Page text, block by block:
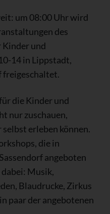
um 08:00 Uhr wird
des
und
14 in Lippstadt,
freigeschaltet.
die Kinder und
nur zuschauen,
erleben können.
die in
angeboten
Musik,
Blaudrucke, Zirkus
paar der angebotenen